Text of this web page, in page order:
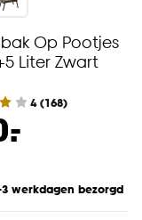
Op Pootjes
Liter Zwart
4(168)
-
3 werkdagen bezorgd